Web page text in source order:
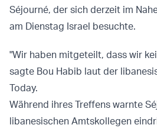
Séjourné, der sich derzeit im
am Dienstag Israel besuchte.
"Wir haben mitgeteilt, dass wir
sagte Bou Habib laut der
Today.
Während ihres Treffens warnte
libanesischen Amtskollegen